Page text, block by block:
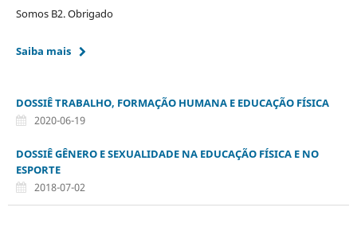
Somos B2. Obrigado
Saiba mais
DOSSIÊ TRABALHO, FORMAÇÃO HUMANA E EDUCAÇÃO FÍSICA
2020-06-19
DOSSIÊ GÊNERO E SEXUALIDADE NA EDUCAÇÃO FÍSICA E NO
ESPORTE
2018-07-02